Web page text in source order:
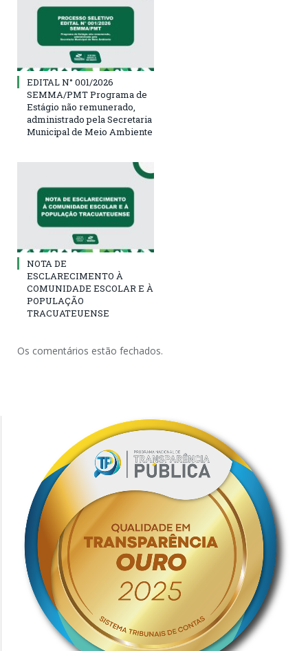
EDITAL N° 001/2026
SEMMA/PMT Programa de
Estágio não remunerado,
administrado pela Secretaria
Municipal de Meio Ambiente
NOTA DE
ESCLARECIMENTO À
COMUNIDADE ESCOLAR E À
POPULAÇÃO
TRACUATEUENSE
Os comentários estão fechados.